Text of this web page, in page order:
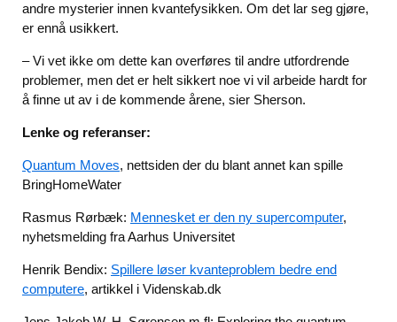
andre mysterier innen kvantefysikken. Om det lar seg gjøre,
er ennå usikkert.
– Vi vet ikke om dette kan overføres til andre utfordrende
problemer, men det er helt sikkert noe vi vil arbeide hardt for
å finne ut av i de kommende årene, sier Sherson.
Lenke og referanser:
Quantum Moves, nettsiden der du blant annet kan spille
BringHomeWater
Rasmus Rørbæk: Mennesket er den ny supercomputer,
nyhetsmelding fra Aarhus Universitet
Henrik Bendix: Spillere løser kvanteproblem bedre end
computere, artikkel i Videnskab.dk